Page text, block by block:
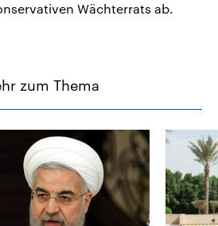
Wächterrats ab.
zum Thema